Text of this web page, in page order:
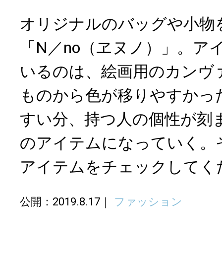
オリジナルのバッグや小物
「N／no（ヱヌノ）」。ア
いるのは、絵画用のカンヴ
ものから色が移りやすか
すい分、持つ人の個性が刻
のアイテムになっていく。
アイテムをチェックしてく
公開：2019.8.17 ファッション